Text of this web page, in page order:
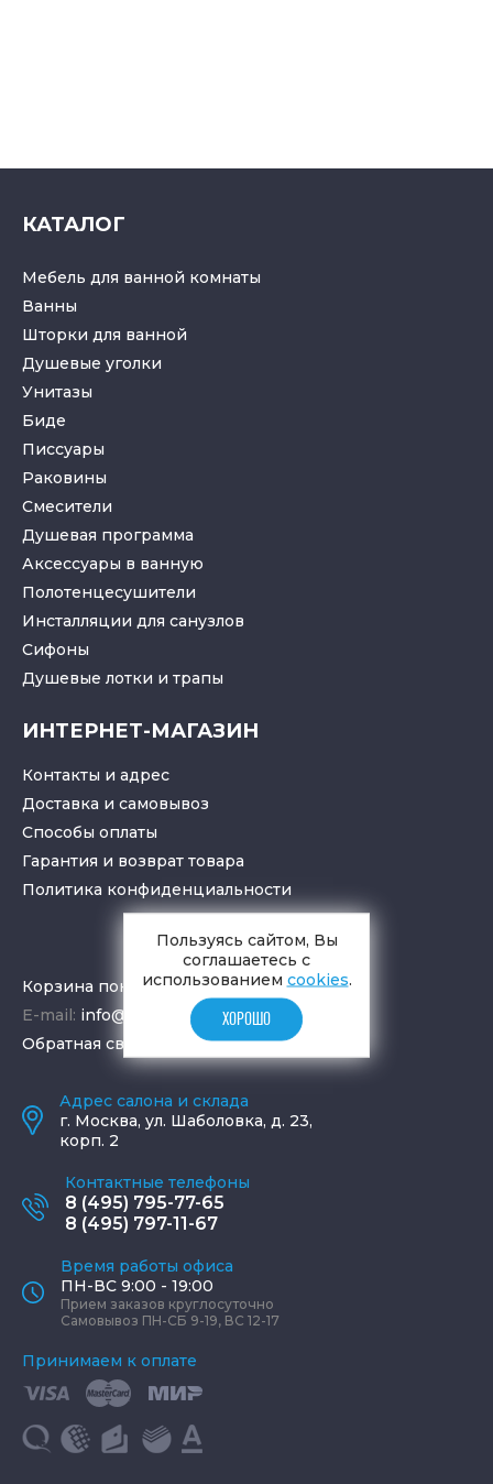
КАТАЛОГ
Мебель для ванной комнаты
Ванны
Шторки для ванной
Душевые уголки
Унитазы
Биде
Писсуары
Раковины
Смесители
Душевая программа
Аксессуары в ванную
Полотенцесушители
Инсталляции для санузлов
Cифоны
Душевые лотки и трапы
ИНТЕРНЕТ-МАГАЗИН
Контакты и адрес
Доставка и самовывоз
Способы оплаты
Гарантия и возврат товара
Политика конфиденциальности
Корзина покупок
E-mail: info@aquamir.ru
Обратная связь
Адрес салона и склада
г. Москва, ул. Шаболовка, д. 23,
корп. 2
Контактные телефоны
8 (495) 795-77-65
8 (495) 797-11-67
Время работы офиса
ПН-ВС 9:00 - 19:00
Прием заказов круглосуточно
Самовывоз ПН-СБ 9-19, ВС 12-17
Принимаем к оплате
Пользуясь сайтом, Вы
соглашаетесь с
использованием cookies.
ХОРОШО